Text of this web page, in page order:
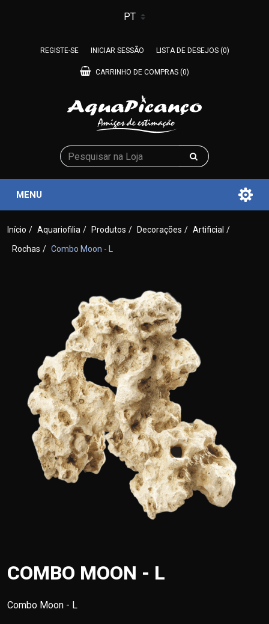
REGISTE-SE INICIAR SESSÃO LISTA DE DESEJOS (0)
CARRINHO DE COMPRAS (0)
MENU
Início / Aquariofilia / Produtos / Decorações / Artificial /
Rochas / Combo Moon - L
COMBO MOON - L
Combo Moon - L